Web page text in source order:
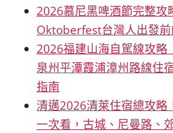
2026慕尼黑啤酒節完整攻
Oktoberfest台灣人出發
2026福建山海自駕線攻略
泉州平潭霞浦漳州路線住
指南
清邁2026清萊住宿總攻略
一次看，古城、尼曼路、